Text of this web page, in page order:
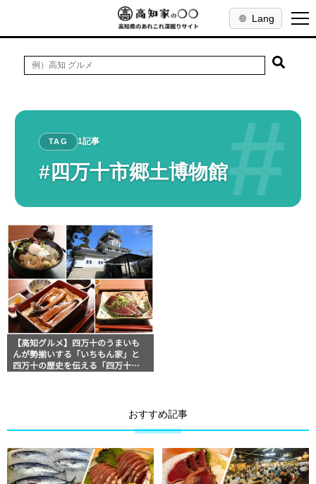
Lang
#
TAG 1記事
#四万十市郷土博物館
【高知グルメ】四万十のうまいも
んが勢揃いする「いちもん家」と
四万十の歴史を伝える「四万十市
おすすめ記事